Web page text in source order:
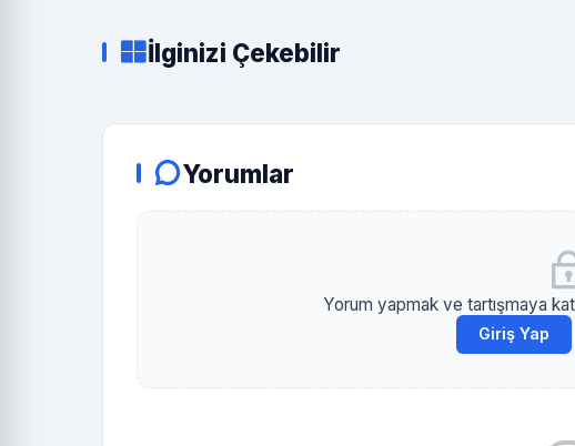
İlginizi Çekebilir
Yorumlar
Yorum yapmak ve tartışmaya
Giriş Yap